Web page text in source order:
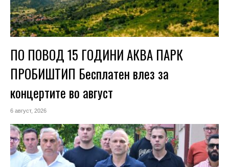
ПО ПОВОД 15 ГОДИНИ АКВА ПАРК
ПРОБИШТИП Бесплатен влез за
концертите во август
6 август, 2026